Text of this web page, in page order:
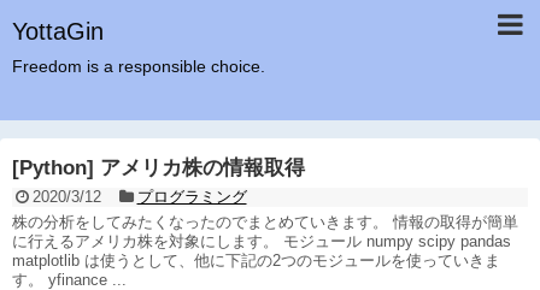
YottaGin
Freedom is a responsible choice.
[Python] アメリカ株の情報取得
2020/3/12
プログラミング
株の分析をしてみたくなったのでまとめていきます。 情報の取得が簡単
に行えるアメリカ株を対象にします。 モジュール numpy scipy pandas
matplotlib は使うとして、他に下記の2つのモジュールを使っていきま
す。 yfinance ...